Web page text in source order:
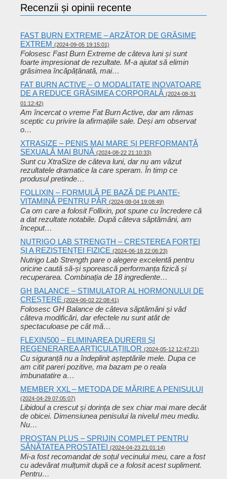
Recenzii și opinii recente
FAST BURN EXTREME – ARZĂTOR DE GRĂSIME
EXTREM (2024-09-05 19:15:01)
Folosesc Fast Burn Extreme de câteva luni și sunt
foarte impresionat de rezultate. M-a ajutat să elimin
grăsimea încăpățânată, mai…
FAT BURN ACTIVE – O MODALITATE INOVATOARE
DE A REDUCE GRĂSIMEA CORPORALĂ (2024-08-31
01:12:42)
Am încercat o vreme Fat Burn Active, dar am rămas
sceptic cu privire la afirmațiile sale. Deși am observat
o…
XTRASIZE – PENIS MAI MARE ȘI PERFORMANȚĂ
SEXUALĂ MAI BUNĂ (2024-08-22 21:10:33)
Sunt cu XtraSize de câteva luni, dar nu am văzut
rezultatele dramatice la care speram. În timp ce
produsul pretinde…
FOLLIXIN – FORMULĂ PE BAZĂ DE PLANTE-
VITAMINĂ PENTRU PĂR (2024-08-04 19:08:49)
Ca om care a folosit Follixin, pot spune cu încredere că
a dat rezultate notabile. După câteva săptămâni, am
început…
NUTRIGO LAB STRENGTH – CREȘTEREA FORȚEI
ȘI A REZISTENȚEI FIZICE (2024-06-18 22:06:23)
Nutrigo Lab Strength pare o alegere excelentă pentru
oricine caută să-și sporească performanța fizică și
recuperarea. Combinația de 18 ingrediente…
GH BALANCE – STIMULATOR AL HORMONULUI DE
CREȘTERE (2024-06-02 22:08:41)
Folosesc GH Balance de câteva săptămâni și văd
câteva modificări, dar efectele nu sunt atât de
spectaculoase pe cât mă…
FLEXIN500 – ELIMINAREA DURERII ȘI
REGENERAREA ARTICULAȚIILOR (2024-05-12 12:47:21)
Cu siguranță nu a îndeplinit așteptările mele. Dupa ce
am citit pareri pozitive, ma bazam pe o reala
imbunatatire a…
MEMBER XXL – METODA DE MĂRIRE A PENISULUI
(2024-04-29 07:05:07)
Libidoul a crescut și dorința de sex chiar mai mare decât
de obicei. Dimensiunea penisului la nivelul meu mediu.
Nu…
PROSTAN PLUS – SPRIJIN COMPLET PENTRU
SĂNĂTATEA PROSTATEI (2024-04-23 21:01:14)
Mi-a fost recomandat de soțul vecinului meu, care a fost
cu adevărat mulțumit după ce a folosit acest supliment.
Pentru…